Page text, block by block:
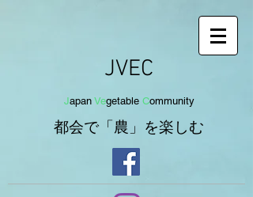
JVEC
Japan Vegetable Community
都会で「農」を楽しむ